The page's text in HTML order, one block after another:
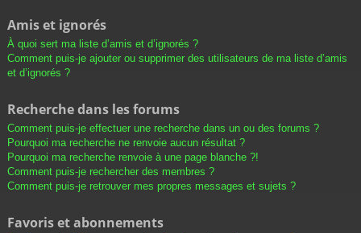
Amis et ignorés
À quoi sert ma liste d’amis et d’ignorés ?
Comment puis-je ajouter ou supprimer des utilisateurs de ma liste d’amis
et d’ignorés ?
Recherche dans les forums
Comment puis-je effectuer une recherche dans un ou des forums ?
Pourquoi ma recherche ne renvoie aucun résultat ?
Pourquoi ma recherche renvoie à une page blanche ?!
Comment puis-je rechercher des membres ?
Comment puis-je retrouver mes propres messages et sujets ?
Favoris et abonnements